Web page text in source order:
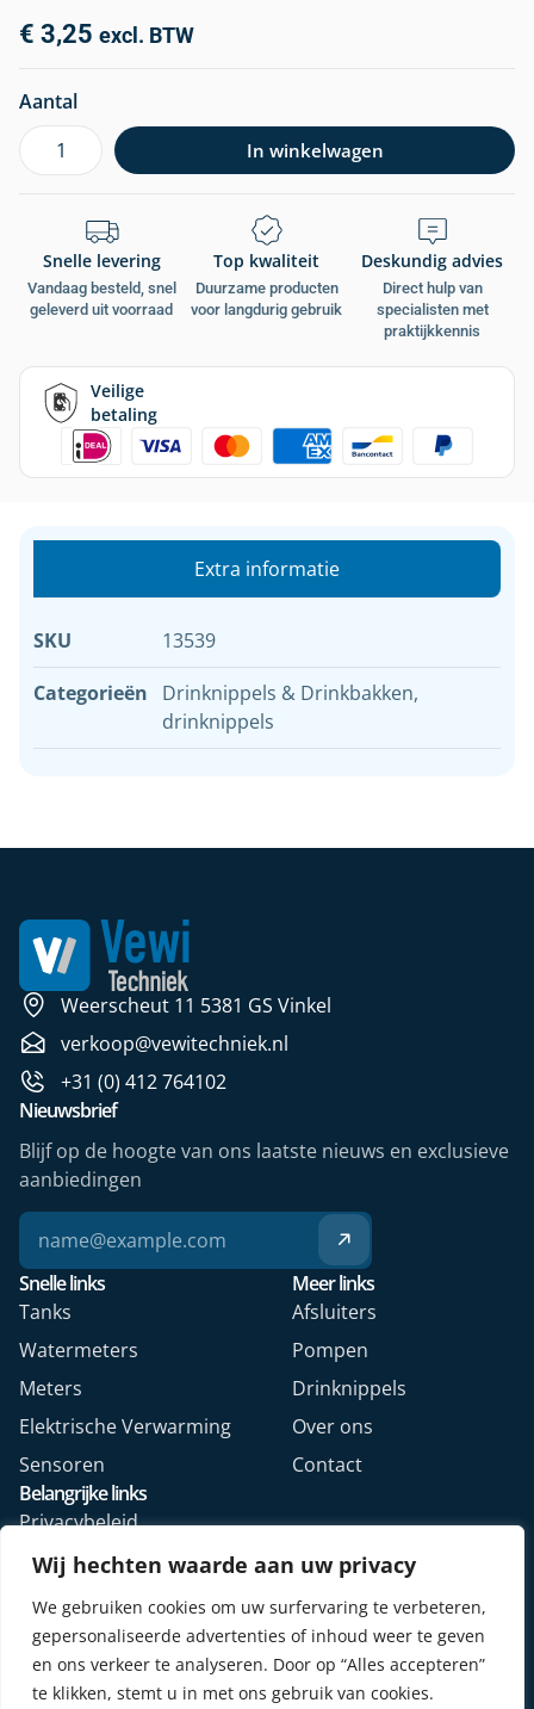
Wij hechten waarde aan uw privacy
We gebruiken cookies om uw surfervaring te verbeteren,
gepersonaliseerde advertenties of inhoud weer te geven
en ons verkeer te analyseren. Door op “Alles accepteren”
te klikken, stemt u in met ons gebruik van cookies.
€ 3,25 excl. BTW
Aantal
In winkelwagen
Snelle levering
Vandaag besteld, snel
geleverd uit voorraad
Top kwaliteit
Duurzame producten
voor langdurig gebruik
Deskundig advies
Direct hulp van
specialisten met
praktijkkennis
Veilige
betaling
Extra informatie
SKU
13539
Categorieën
Drinknippels & Drinkbakken,
drinknippels
Weerscheut 11 5381 GS Vinkel
verkoop@vewitechniek.nl
+31 (0) 412 764102
Snelle links
Tanks
Watermeters
Meters
Elektrische Verwarming
Sensoren
Meer links
Afsluiters
Pompen
Drinknippels
Over ons
Contact
Belangrijke links
Privacybeleid
Algemene voorwaarden
Veelgestelde vragen
Retourformulier webshop
Nieuwsbrief
Blijf op de hoogte van ons laatste nieuws en exclusieve
aanbiedingen